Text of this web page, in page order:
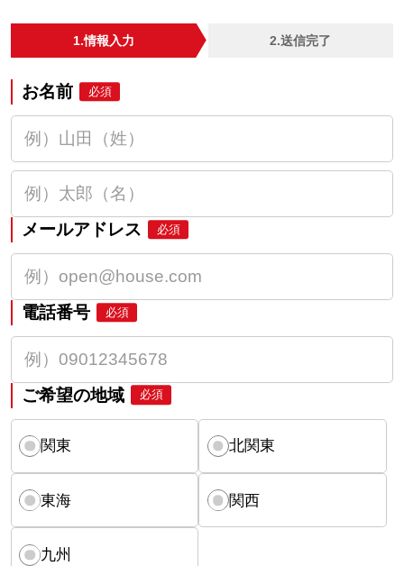
1.情報入力 2.送信完了
お名前 必須
メールアドレス 必須
電話番号 必須
ご希望の地域 必須
関東 北関東
東海 関西
九州